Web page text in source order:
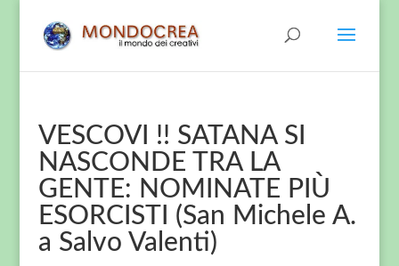
VESCOVI !! SATANA SI
NASCONDE TRA LA
GENTE: NOMINATE PIÙ
ESORCISTI (San Michele A.
a Salvo Valenti)